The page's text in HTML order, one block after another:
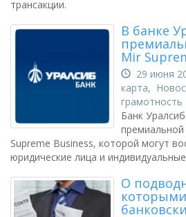
трансакции.
В банке
Mir
29 июня
карта,
грамотность
Банк
Supreme Business, которой могут
юридические лица и
О